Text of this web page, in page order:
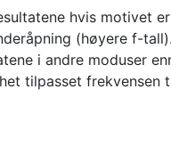
hvis motivet
(høyere f-tall).
i andre moduser
tilpasset frekvensen